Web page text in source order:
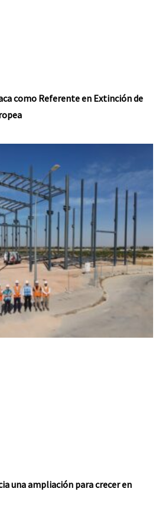
como Referente en Extinción de
una ampliación para crecer en